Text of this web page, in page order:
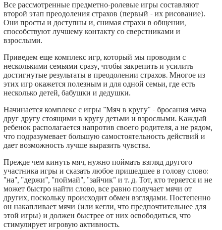
Все рассмотренные предметно-ролевые игры составляют
второй этап преодоления страхов (первый - их рисование).
Они просты и доступны и, снимая страхи в общении,
способствуют лучшему контакту со сверстниками и
взрослыми.
Приведем еще комплекс игр, который мы проводим с
несколькими семьями сразу, чтобы закрепить и усилить
достигнутые результаты в преодолении страхов. Многое из
этих игр окажется полезным и для одной семьи, где есть
несколько детей, бабушки и дедушки.
Начинается комплекс с игры "Мяч в кругу" - бросания мяча
друг другу стоящими в кругу детьми и взрослыми. Каждый
ребенок располагается напротив своего родителя, а не рядом,
что подразумевает большую самостоятельность действий и
дает возможность лучше выразить чувства.
Прежде чем кинуть мяч, нужно поймать взгляд другого
участника игры и сказать любое пришедшее в голову слово:
"на", "держи", "поймай", "зайчик" и т. д. Тот, кто теряется и не
может быстро найти слово, все равно получает мячи от
других, поскольку происходит обмен взглядами. Постепенно
он накапливает мячи (или кегли, что предпочтительнее для
этой игры) и должен быстрее от них освободиться, что
стимулирует игровую активность.